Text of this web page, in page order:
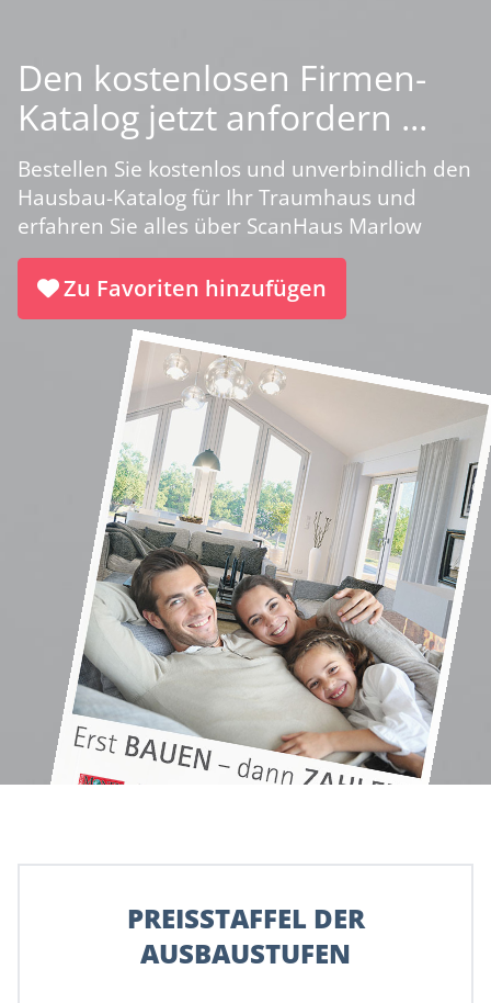
Den kostenlosen Firmen-
Katalog jetzt anfordern ...
Bestellen Sie kostenlos und unverbindlich den
Hausbau-Katalog für Ihr Traumhaus und
erfahren Sie alles über ScanHaus Marlow
Zu Favoriten hinzufügen
PREISSTAFFEL DER
AUSBAUSTUFEN